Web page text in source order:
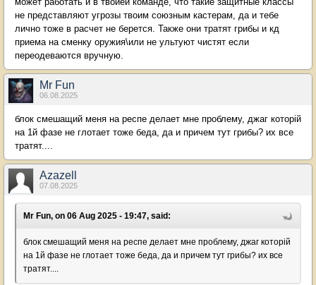
не представляют угрозы твоим союзным кастерам, да и тебе
лично тоже в расчет не берется. Также они тратят грибы и кд
приема на сменку оружия\или не ультуют чистят если
переодеваются вручную.
Mr Fun
06.08.2025
блок смешащий меня на респе делает мне проблему, джаг которій
на 1й фазе не глотает тоже беда, да и причем тут грибы? их все
тратят....
Azazell
07.08.2025
Mr Fun, on 06 Aug 2025 - 19:47, said:
блок смешащий меня на респе делает мне проблему, джаг которій
на 1й фазе не глотает тоже беда, да и причем тут грибы? их все
тратят....